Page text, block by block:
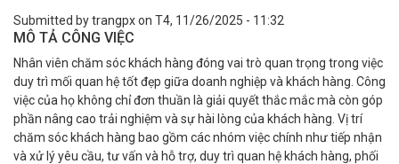
Submitted bytrangpxon T4, 11/26/2025 - 11:32
MÔ TẢ CÔNG VIỆC
Nhân viên chăm sóc khách hàng đóng vai trò quan trọng trong việc
duy trì mối quan hệ tốt đẹp giữa doanh nghiệp và khách hàng. Công
việc của họ không chỉ đơn thuần là giải quyết thắc mắc mà còn góp
phần nâng cao trải nghiệm và sự hài lòng của khách hàng. Vị trí
chăm sóc khách hàng bao gồm các nhóm việc chính như tiếp nhận
và xử lý yêu cầu, tư vấn và hỗ trợ, duy trì quan hệ khách hàng, phối